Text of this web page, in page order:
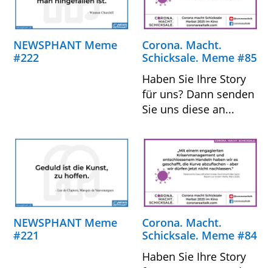
NEWSPHANT Meme
#222
Corona. Macht.
Schicksale. Meme #85
Haben Sie Ihre Story
für uns? Dann senden
Sie uns diese an...
NEWSPHANT Meme
#221
Corona. Macht.
Schicksale. Meme #84
Haben Sie Ihre Story